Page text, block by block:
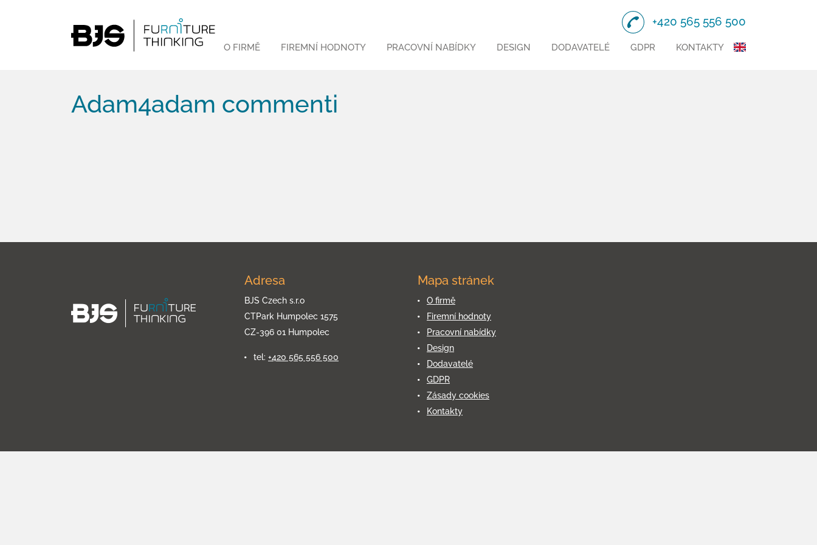
+420 565 556 500
O FIRMĚ FIREMNÍ HODNOTY PRACOVNÍ NABÍDKY DESIGN DODAVATELÉ GDPR KONTAKTY
Adam4adam commenti
Adresa
BJS Czech s.r.o
CTPark Humpolec 1575
CZ-396 01 Humpolec
tel: +420 565 556 500
Mapa stránek
O firmě
Firemní hodnoty
Pracovní nabídky
Design
Dodavatelé
GDPR
Zásady cookies
Kontakty